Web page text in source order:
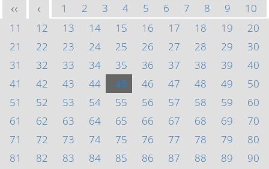
<< < 1 2 3 4 5 6 7 8 9
10
11
12 13 14 15 16 17 18 19
20
21
22 23 24 25 26 27 28 29
30
31
32 33 34 35 36 37 38 39
40
41
42 43 44 45 46 47 48 49
50
51
52 53 54 55 56 57 58 59
60
61
62 63 64 65 66 67 68 69
70
71
72 73 74 75 76 77 78 79
80
81
82 83 84 85 86 87 88 89
90